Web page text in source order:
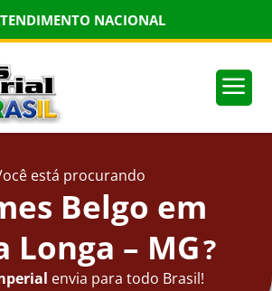
NACIONAL
a
está procurando
Belgo em
Longa – MG?
envia para todo Brasil!